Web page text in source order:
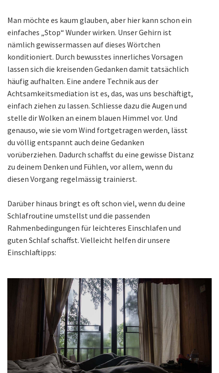
Man möchte es kaum glauben, aber hier kann schon ein
einfaches „Stop“ Wunder wirken. Unser Gehirn ist
nämlich gewissermassen auf dieses Wörtchen
konditioniert. Durch bewusstes innerliches Vorsagen
lassen sich die kreisenden Gedanken damit tatsächlich
häufig aufhalten. Eine andere Technik aus der
Achtsamkeitsmediation ist es, das, was uns beschäftigt,
einfach ziehen zu lassen. Schliesse dazu die Augen und
stelle dir Wolken an einem blauen Himmel vor. Und
genauso, wie sie vom Wind fortgetragen werden, lässt
du völlig entspannt auch deine Gedanken
vorüberziehen. Dadurch schaffst du eine gewisse Distanz
zu deinem Denken und Fühlen, vor allem, wenn du
diesen Vorgang regelmässig trainierst.
Darüber hinaus bringt es oft schon viel, wenn du deine
Schlafroutine umstellst und die passenden
Rahmenbedingungen für leichteres Einschlafen und
guten Schlaf schaffst. Vielleicht helfen dir unsere
Einschlaftipps: